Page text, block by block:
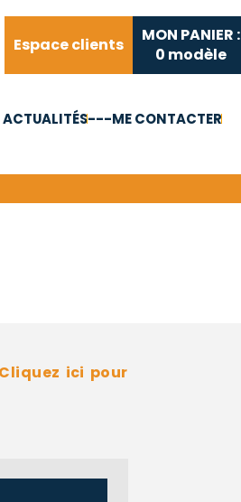
Espace clients
MON PANIER :
0 modèle
---ME CONTACTER
Cliquez ici pour